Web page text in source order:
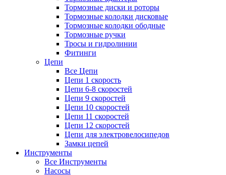
Тормозные диски и роторы
Тормозные колодки дисковые
Тормозные колодки ободные
Тормозные ручки
Тросы и гидролинии
Фитинги
Цепи
Все Цепи
Цепи 1 скорость
Цепи 6-8 скоростей
Цепи 9 скоростей
Цепи 10 скоростей
Цепи 11 скоростей
Цепи 12 скоростей
Цепи для электровелосипедов
Замки цепей
Инструменты
Все Инструменты
Насосы